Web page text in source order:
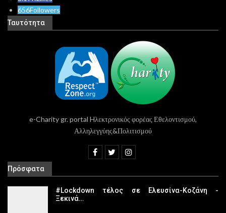
656Followers
Ταυτότητα
e-Charity gr. portal Hλεκτρονικός φορέας Εθελοντισμού,
Αλληλεγγύης&Πολιτισμού
Πρόσφατα
#Lockdown τέλος σε Ελευσίνα-Κοζάνη -
Ξεκινά…